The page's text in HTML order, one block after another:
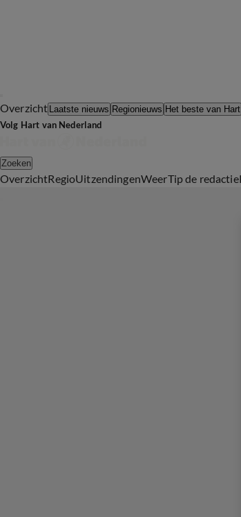
Overzicht Laatste nieuws Regionieuws Het beste van Hart
Volg Hart van Nederland
Zoeken
OverzichtRegioUitzendingenWeerTip de redactie